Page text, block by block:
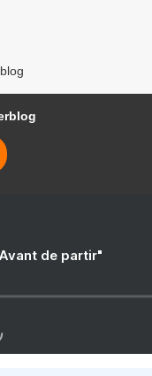
de partir"